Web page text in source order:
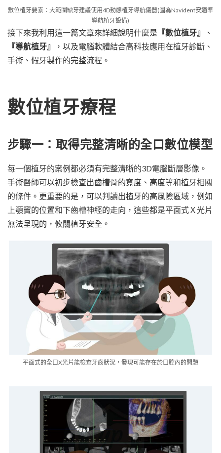
數位植牙要素：大範圍缺牙建議使用4D動態植牙導航儀器(圖為Navident安適準
導航植牙設備)
接下來我利用這一篇文章來詳細說明什麼是 『數位植牙』
、
『導航植牙』
，以及電腦軟體結合高科技應用在植牙診斷、
手術、假牙製作的完整流程。
數位植牙療程
步驟一：取得完整清晰的全口數位模型
每一個植牙的案例都必須有完整清晰的3D電腦斷層影像。
手術醫師可以初步檢查出齒槽骨的寬度、高度等和植牙相關
的條件。更重要的是，可以判讀出植牙的高風險區域，例如
上顎竇的位置和下齒槽神經的走向，這些都是平面式Ｘ光片
無法呈現的，攸關植牙安全。
平面式的全口X光片能檢查牙齒狀況，發現可能存在於口腔內的問題